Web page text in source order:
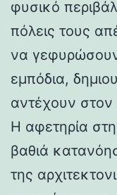
φυσικό
πόλεις τους
να
εμπόδια,
αντέχουν στον
Η αφετηρία
βαθιά
της